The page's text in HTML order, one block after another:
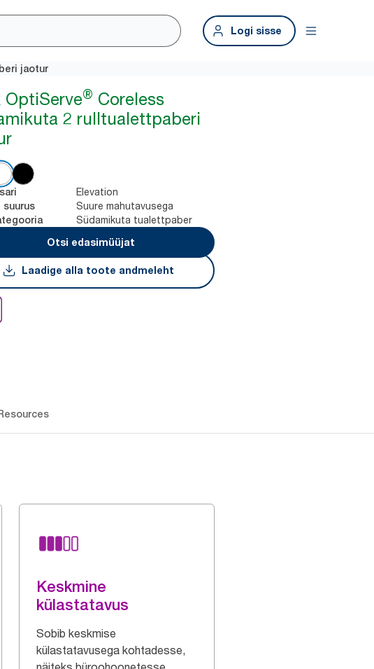
Logi sisse
jaotur
OptiServe® Coreless
2 rulltualettpaberi
Elevation
suurus Suure mahutavusega
Südamikuta tualettpaber
Otsi edasimüüjat
Laadige alla toote andmeleht
Keskmine
külastatavus
Sobib keskmise
külastatavusega kohtadesse,